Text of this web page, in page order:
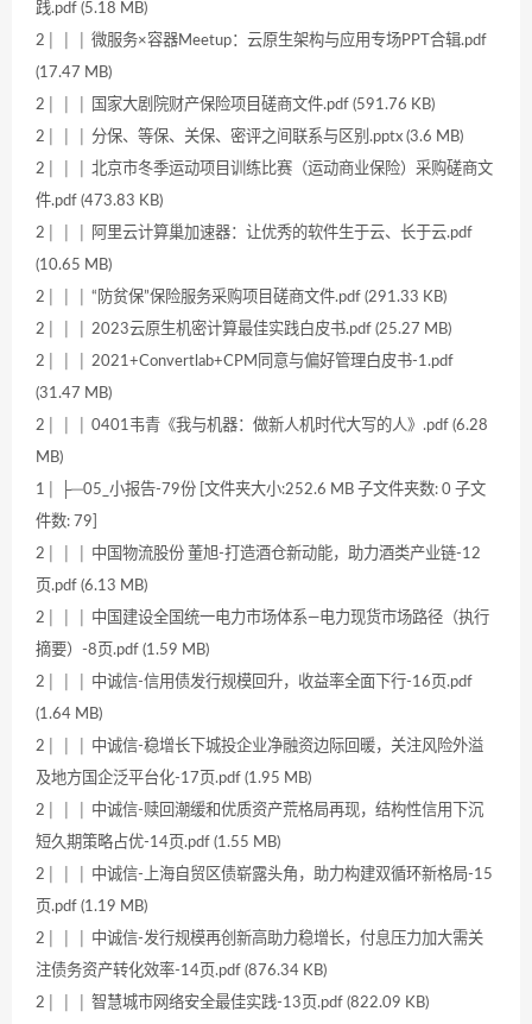
践.pdf (5.18 MB)
2│ │ │ 微服务×容器Meetup：云原生架构与应用专场PPT合辑.pdf
(17.47 MB)
2│ │ │ 国家大剧院财产保险项目磋商文件.pdf (591.76 KB)
2│ │ │ 分保、等保、关保、密评之间联系与区别.pptx (3.6 MB)
2│ │ │ 北京市冬季运动项目训练比赛（运动商业保险）采购磋商文
件.pdf (473.83 KB)
2│ │ │ 阿里云计算巢加速器：让优秀的软件生于云、长于云.pdf
(10.65 MB)
2│ │ │ “防贫保”保险服务采购项目磋商文件.pdf (291.33 KB)
2│ │ │ 2023云原生机密计算最佳实践白皮书.pdf (25.27 MB)
2│ │ │ 2021+Convertlab+CPM同意与偏好管理白皮书-1.pdf
(31.47 MB)
2│ │ │ 0401韦青《我与机器：做新人机时代大写的人》.pdf (6.28
MB)
1│ ├─05_小报告-79份 [文件夹大小:252.6 MB 子文件夹数: 0 子文
件数: 79]
2│ │ │ 中国物流股份 董旭-打造酒仓新动能，助力酒类产业链-12
页.pdf (6.13 MB)
2│ │ │ 中国建设全国统一电力市场体系—电力现货市场路径（执行
摘要）-8页.pdf (1.59 MB)
2│ │ │ 中诚信-信用债发行规模回升，收益率全面下行-16页.pdf
(1.64 MB)
2│ │ │ 中诚信-稳增长下城投企业净融资边际回暖，关注风险外溢
及地方国企泛平台化-17页.pdf (1.95 MB)
2│ │ │ 中诚信-赎回潮缓和优质资产荒格局再现，结构性信用下沉
短久期策略占优-14页.pdf (1.55 MB)
2│ │ │ 中诚信-上海自贸区债崭露头角，助力构建双循环新格局-15
页.pdf (1.19 MB)
2│ │ │ 中诚信-发行规模再创新高助力稳增长，付息压力加大需关
注债务资产转化效率-14页.pdf (876.34 KB)
2│ │ │ 智慧城市网络安全最佳实践-13页.pdf (822.09 KB)